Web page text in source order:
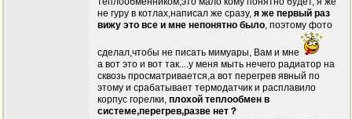
не гуру в котлах,написал же сразу, я же первый раз
вижу это все и мне непонятно было, поэтому фото
сделал,чтобы не писать мимуары, Вам и мне
а вот это и вот так....у меня мыть нечего радиатор на
сквозь просматривается,а вот перегрев явный по
этому и срабатывает термодатчик и расплавило
корпус горелки, плохой теплообмен в
системе,перегрев,разве нет？